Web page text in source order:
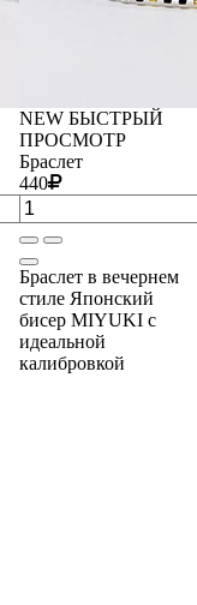
NEW БЫСТРЫЙ
ПРОСМОТР
Браслет
440
Браслет в вечернем
стиле Японский
бисер MIYUKI с
идеальной
калибровкой